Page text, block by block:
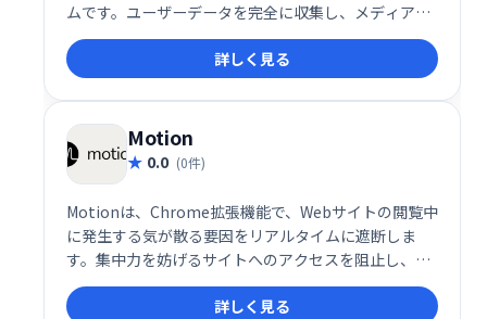
ムです。ユーザーデータを完全に収集し、メディア分
析、CRO機能、SEO指標などを提供。
WooCommerceやWordPressなど100以上のツールと
統合し、ユーザー行動の包括的な分析を可能にしま
す。
詳しく見る
Motion
0.0 (0件)
Motionは、Chrome拡張機能で、Webサイトの閲覧中
に発生する気が散る要因をリアルタイムに遮断しま
す。集中力を妨げるサイトへのアクセスを阻止し、生
産性向上を目指す方におすすめです。
詳しく見る